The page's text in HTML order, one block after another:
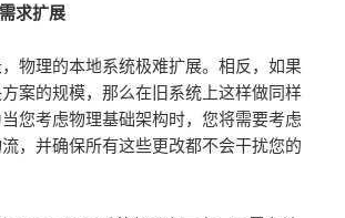
求扩展
物理的本地系统极难扩展。相反，如果
案的规模，那么在旧系统上这样做同样
您考虑物理基础架构时，您将需要考虑
，并确保所有这些更改都不会干扰您的